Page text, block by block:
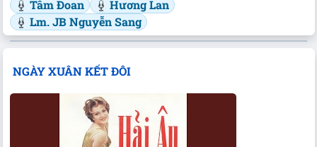
Tâm Đoan
Hương Lan
Lm. JB Nguyễn Sang
NGÀY XUÂN KẾT ĐÔI